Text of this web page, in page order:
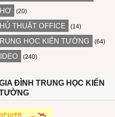
(20)
THUẬT OFFICE (14)
HỌC KIẾN TƯỜNG (64)
(240)
ĐÌNH TRUNG HỌC KIẾN